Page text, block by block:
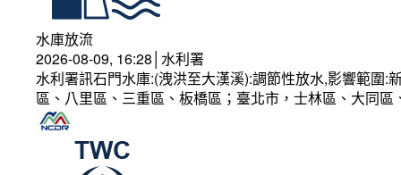
水庫放流
2026-08-09, 16:28│水利署
水利署訊石門水庫:(洩洪至大漢溪):調節性放水,影響範圍
區、八里區、三重區、板橋區；臺北市，士林區、大同